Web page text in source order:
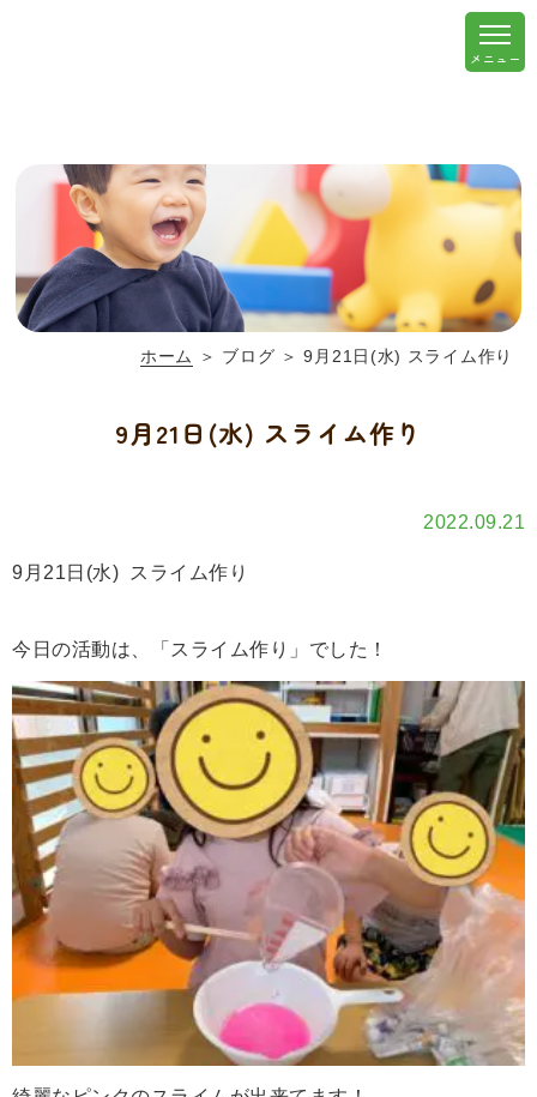
ホーム ＞ ブログ ＞ 9月21日(水) スライム作り
9月21日(水) スライム作り
2022.09.21
9月21日(水) スライム作り
今日の活動は、「スライム作り」でした！